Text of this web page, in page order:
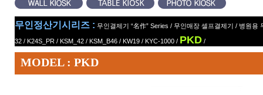
무인정산기시리즈 : 무인결제기 “名作” Series / 무인매장 셀프결제기 / 병원용
32 / K24S_PR / KSM_42 / KSM_B46 / KW19 / KYC-1000 / PKD /
MODEL : PKD